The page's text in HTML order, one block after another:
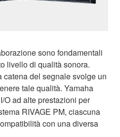
sono fondamentali
livello di qualità sonora.
del segnale svolge un
tale qualità. Yamaha
O ad alte prestazioni per
RIVAGE PM, ciascuna
con una diversa